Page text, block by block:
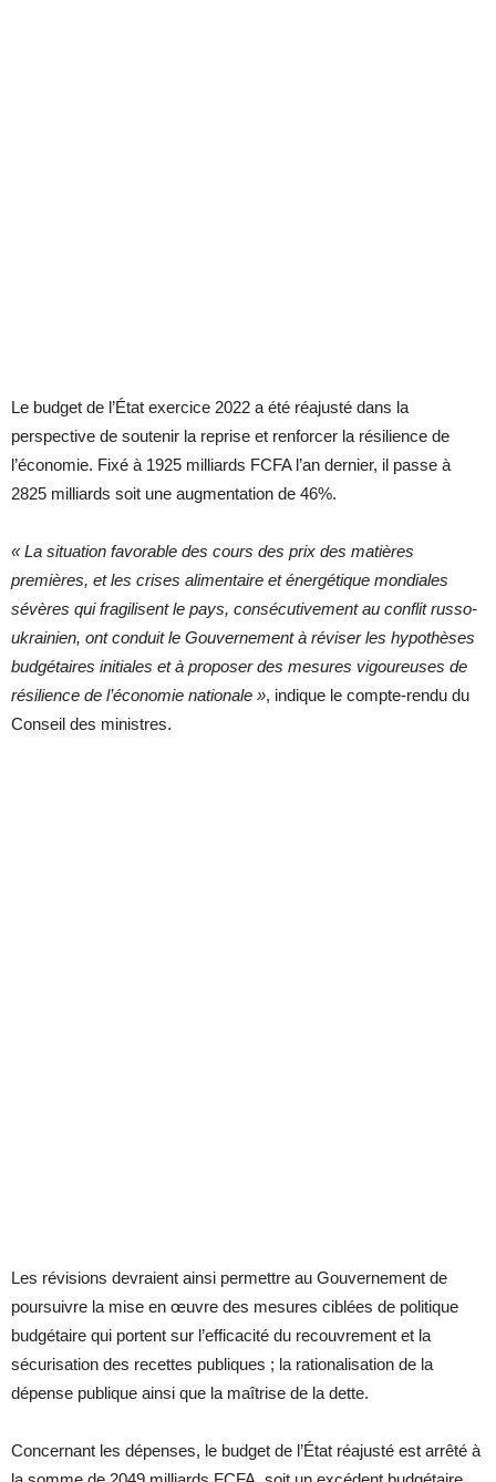
Le budget de l’État exercice 2022 a été réajusté dans la
perspective de soutenir la reprise et renforcer la résilience de
l’économie. Fixé à 1925 milliards FCFA l’an dernier, il passe à
2825 milliards soit une augmentation de 46%.
« La situation favorable des cours des prix des matières
premières, et les crises alimentaire et énergétique mondiales
sévères qui fragilisent le pays, consécutivement au conflit russo-
ukrainien, ont conduit le Gouvernement à réviser les hypothèses
budgétaires initiales et à proposer des mesures vigoureuses de
résilience de l’économie nationale », indique le compte-rendu du
Conseil des ministres.
Les révisions devraient ainsi permettre au Gouvernement de
poursuivre la mise en œuvre des mesures ciblées de politique
budgétaire qui portent sur l’efficacité du recouvrement et la
sécurisation des recettes publiques ; la rationalisation de la
dépense publique ainsi que la maîtrise de la dette.
Concernant les dépenses, le budget de l’État réajusté est arrêté à